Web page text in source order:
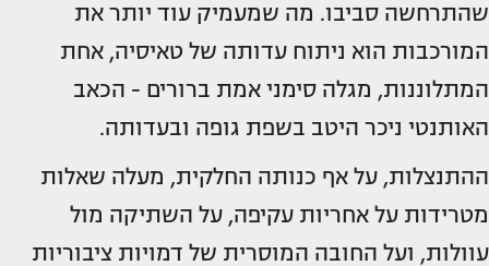
שהתרחשה סביבו. מה שמעמיק עוד יותר את
המורכבות הוא ניתוח עדותה של טאיסיה, אחת
המתלוננות, מגלה סימני אמת ברורים - הכאב
האותנטי ניכר היטב בשפת גופה ובעדותה.
ההתנצלות, על אף כנותה החלקית, מעלה שאלות
מטרידות על אחריות עקיפה, על השתיקה מול
עוולות, ועל החובה המוסרית של דמויות ציבוריות